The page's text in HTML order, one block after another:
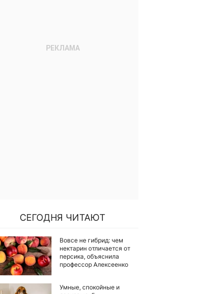
СЕГОДНЯ ЧИТАЮТ
Вовсе не гибрид: чем
нектарин отличается от
персика, объяснила
профессор Алексеенко
Умные, спокойные и